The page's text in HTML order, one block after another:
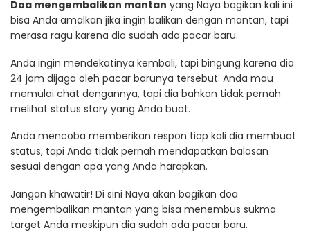
Doa mengembalikan mantan yang Naya bagikan kali ini
bisa Anda amalkan jika ingin balikan dengan mantan, tapi
merasa ragu karena dia sudah ada pacar baru.
Anda ingin mendekatinya kembali, tapi bingung karena dia
24 jam dijaga oleh pacar barunya tersebut. Anda mau
memulai chat dengannya, tapi dia bahkan tidak pernah
melihat status story yang Anda buat.
Anda mencoba memberikan respon tiap kali dia membuat
status, tapi Anda tidak pernah mendapatkan balasan
sesuai dengan apa yang Anda harapkan.
Jangan khawatir! Di sini Naya akan bagikan doa
mengembalikan mantan yang bisa menembus sukma
target Anda meskipun dia sudah ada pacar baru.